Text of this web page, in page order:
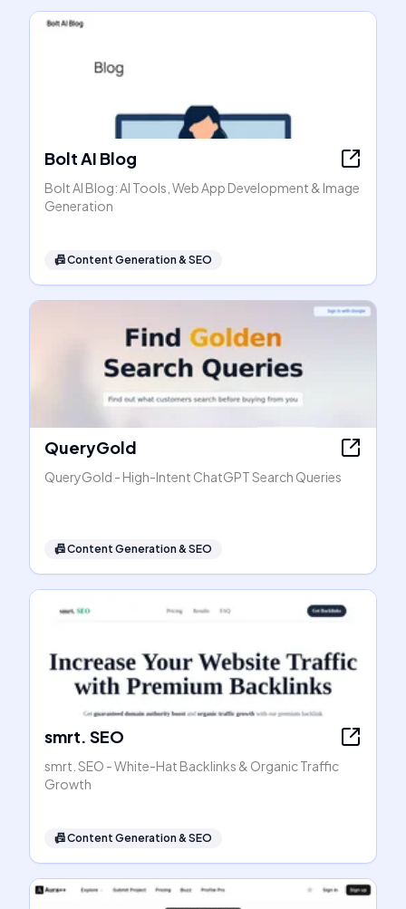
Bolt AI Blog
Bolt AI Blog: AI Tools, Web App Development & Image
Generation
📠Content Generation & SEO
QueryGold
QueryGold - High-Intent ChatGPT Search Queries
📠Content Generation & SEO
smrt. SEO
smrt. SEO - White-Hat Backlinks & Organic Traffic
Growth
📠Content Generation & SEO